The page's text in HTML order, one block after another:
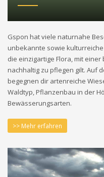
Gspon hat viele naturnahe
unbekannte sowie
die einzigartige Flora, mit
nachhaltig zu pflegen gilt. Auf
begegnen dir artenreiche
Waldtyp, Pflanzenbau in der
Bewässerungsarten.
>> Mehr erfahren